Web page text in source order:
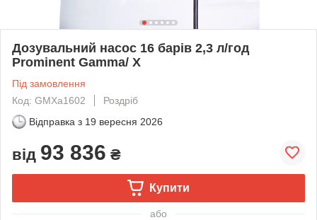
Дозувальний насос 16 барів 2,3 л/год
Prominent Gamma/ X
Під замовлення
Код: GMXa1602
Роздріб
Відправка з 19 вересня 2026
від 93 836 ₴
Купити
або